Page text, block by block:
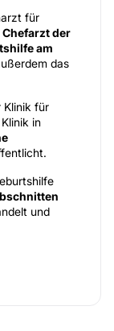
für
Chefarzt der
am
das
Klinik für
in
und
und als